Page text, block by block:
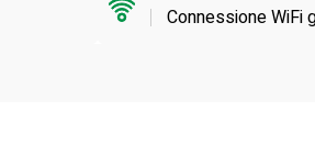
Connessione WiFi